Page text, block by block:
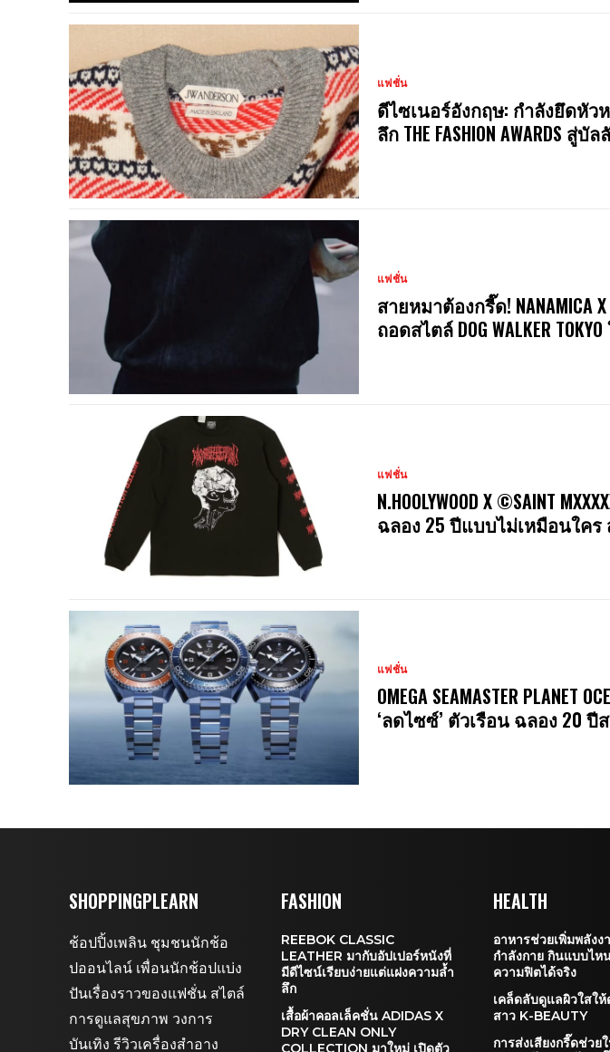
แฟชั่น
ดีไซเนอร์อังกฤษ: กำลังยึดหัว
ลึก THE FASHION AWARDS สู่บัล
แฟชั่น
สายหมาต้องกรี๊ด! NANAMICA
ถอดสไตล์ DOG WALKER
แฟชั่น
N.HOOLYWOOD X ©SAINT
ฉลอง 25 ปีแบบไม่เหมือนใคร
แฟชั่น
OMEGA SEAMASTER
‘ลดไซซ์’ ตัวเรือน ฉลอง 20
SHOPPINGPLEARN
ช้อปปิ้งเพลิน ชุมชนนักช้อ
ปออนไลน์ เพื่อนนักช้อปแบ่ง
ปันเรื่องราวของแฟชั่น สไตล์
การดูแลสุขภาพ วงการ
บันเทิง รีวิวเครื่องสำอาง
FASHION
REEBOK CLASSIC
LEATHER มากับอัปเปอร์หนังที่
มีดีไซน์เรียบง่ายแต่แฝงความล้ำ
ลึก
เสื้อผ้าคอลเล็คชั่น ADIDAS X
DRY CLEAN ONLY
COLLECTION มาใหม่ เปิดตัว
HEALTH
อาหารช่วยเพิ่มพลังง
กำลังกาย กินแบบไห
ความฟิตได้จริง
เคล็ดลับดูแลผิวใสใ
สาว K-BEAUTY
การส่งเสียงกรี๊ดช่วย